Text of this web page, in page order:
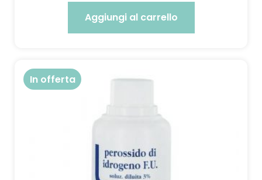
Aggiungi al carrello
In offerta